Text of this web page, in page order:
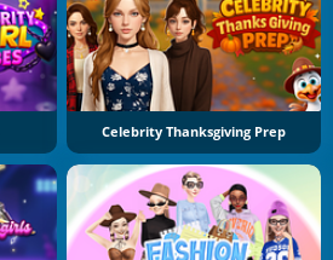
Celebrity Thanksgiving Prep